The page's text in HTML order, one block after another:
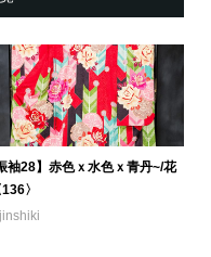
袖28】赤色ｘ水色ｘ青丹~/花
〉